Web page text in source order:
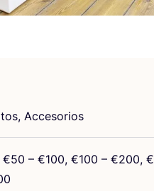
Accesorios
€50 – €100, €100 – €200, €